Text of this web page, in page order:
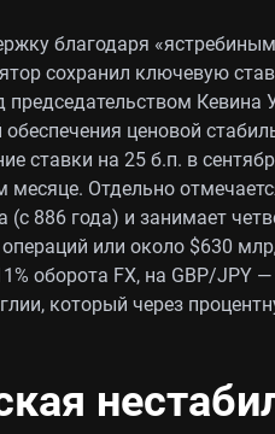
благодаря
сохранил ключевую
председательством
обеспечения ценовой
ставки на 25 б.п. в
Отдельно
886 года) и занимает
операций или около $630
оборота FX, на GBP/JPY
который через